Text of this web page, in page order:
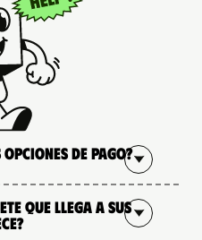
de pago?
que llega a sus